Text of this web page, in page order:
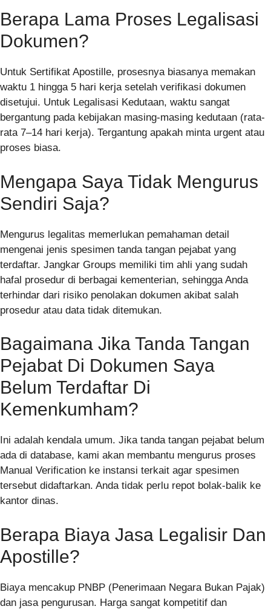
Berapa Lama Proses Legalisasi
Dokumen?
Untuk Sertifikat Apostille, prosesnya biasanya memakan
waktu 1 hingga 5 hari kerja setelah verifikasi dokumen
disetujui. Untuk Legalisasi Kedutaan, waktu sangat
bergantung pada kebijakan masing-masing kedutaan (rata-
rata 7–14 hari kerja). Tergantung apakah minta urgent atau
proses biasa.
Mengapa Saya Tidak Mengurus
Sendiri Saja?
Mengurus legalitas memerlukan pemahaman detail
mengenai jenis spesimen tanda tangan pejabat yang
terdaftar. Jangkar Groups memiliki tim ahli yang sudah
hafal prosedur di berbagai kementerian, sehingga Anda
terhindar dari risiko penolakan dokumen akibat salah
prosedur atau data tidak ditemukan.
Bagaimana Jika Tanda Tangan
Pejabat Di Dokumen Saya
Belum Terdaftar Di
Kemenkumham?
Ini adalah kendala umum. Jika tanda tangan pejabat belum
ada di database, kami akan membantu mengurus proses
Manual Verification ke instansi terkait agar spesimen
tersebut didaftarkan. Anda tidak perlu repot bolak-balik ke
kantor dinas.
Berapa Biaya Jasa Legalisir Dan
Apostille?
Biaya mencakup PNBP (Penerimaan Negara Bukan Pajak)
dan jasa pengurusan. Harga sangat kompetitif dan